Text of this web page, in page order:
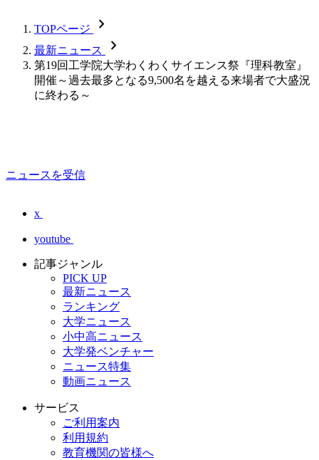
TOPページ chevron_forward
最新ニュース chevron_forward
第19回工学院大学わくわくサイエンス祭『理科教室』
開催～過去最多となる9,500名を越える来場者で大盛況
に終わる～
ニュースを受信
x
youtube
記事ジャンル
PICK UP
最新ニュース
ランキング
大学ニュース
小中高ニュース
大学発ベンチャー
ニュース特集
動画ニュース
サービス
ご利用案内
利用規約
教育機関の皆様へ